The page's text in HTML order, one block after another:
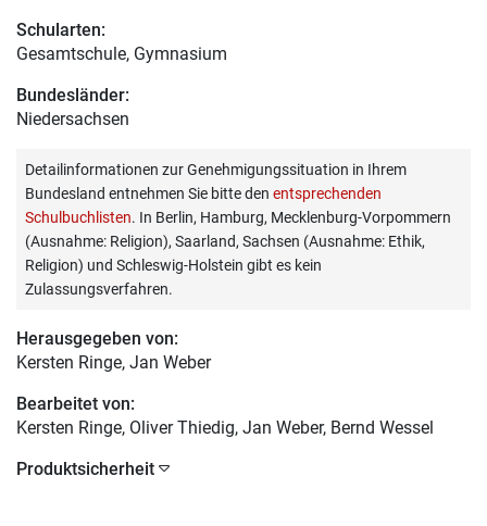
Schularten:
Gesamtschule, Gymnasium
Bundesländer:
Niedersachsen
Detailinformationen zur Genehmigungssituation in Ihrem
Bundesland entnehmen Sie bitte den entsprechenden
Schulbuchlisten. In Berlin, Hamburg, Mecklenburg-Vorpommern
(Ausnahme: Religion), Saarland, Sachsen (Ausnahme: Ethik,
Religion) und Schleswig-Holstein gibt es kein
Zulassungsverfahren.
Herausgegeben von:
Kersten Ringe, Jan Weber
Bearbeitet von:
Kersten Ringe, Oliver Thiedig, Jan Weber, Bernd Wessel
Produktsicherheit